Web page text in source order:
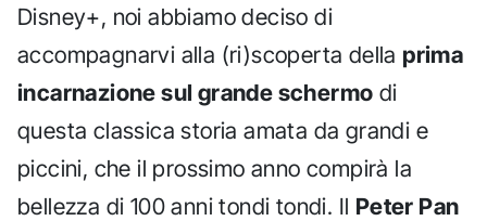
Disney+, noi abbiamo deciso di
accompagnarvi alla (ri)scoperta della prima
incarnazione sul grande schermo di
questa classica storia amata da grandi e
piccini, che il prossimo anno compirà la
bellezza di 100 anni tondi tondi. Il Peter Pan